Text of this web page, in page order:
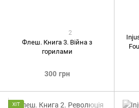
2
Флеш. Книга 3. Війна з
горилами
300 грн
ХІТ